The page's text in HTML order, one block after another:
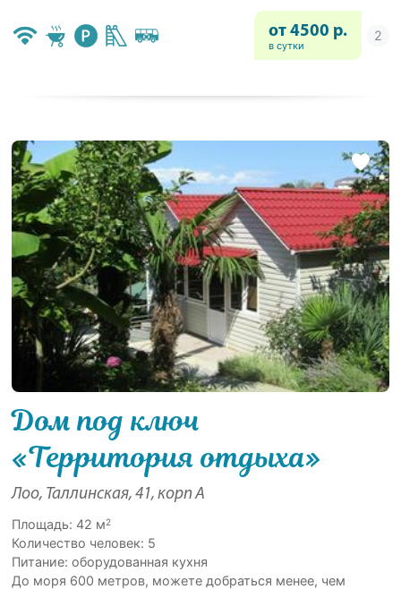
от 4500 р.
в сутки
Дом под ключ
«Территория отдыха»
Лоо, Таллинская, 41, корп А
Площадь: 42 м2
Количество человек: 5
Питание: оборудованная кухня
До моря 600 метров, можете добраться менее, чем